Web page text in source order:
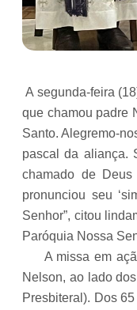
A segunda-feira
que chamou padre
Santo. Alegremo-
pascal da aliança.
chamado de
pronunciou seu
Senhor”, citou
Paróquia Nossa
A missa em ação
Nelson, ao lado
Presbiteral). Dos